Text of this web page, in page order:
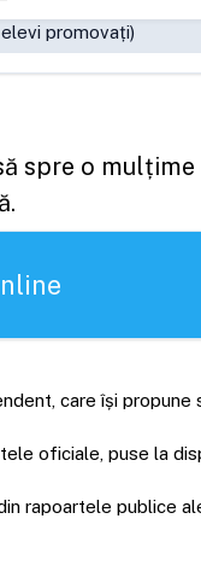
elevi promovați)
spre o
care își
oficiale, puse la
rapoartele publice